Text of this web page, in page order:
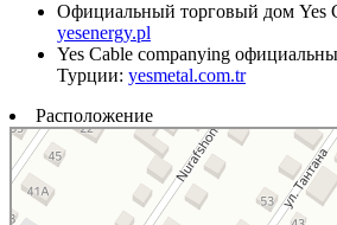
Официальный торговый дом Yes
yesenergy.pl
Yes Cable companying
Турции: yesmetal.com.tr
Расположение